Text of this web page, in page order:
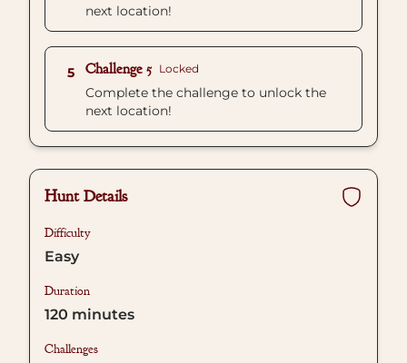
next location!
5 Challenge 5 Locked
Complete the challenge to unlock the
next location!
Hunt Details
Difficulty
Easy
Duration
120 minutes
Challenges